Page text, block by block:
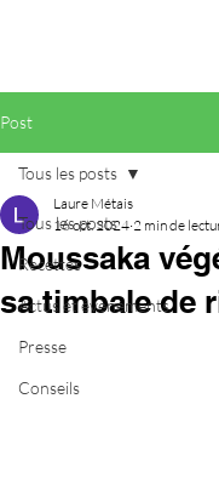
Post
Tous les posts
Recettes
Actus et évènements
Presse
Conseils
Tous les posts
Moussaka
sa timbale de
Laure Métais
16 oct. 2024 2 min de